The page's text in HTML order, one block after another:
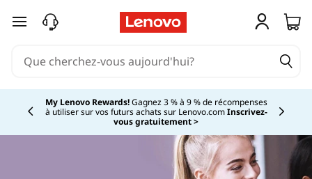
a
passer au contenu principal
My Lenovo Rewards!Gagnez 3 % à 9 % de récompenses
à utiliser sur vos futurs achats sur Lenovo.comInscrivez-
vous gratuitement >
Currently displaying item 2 of 5